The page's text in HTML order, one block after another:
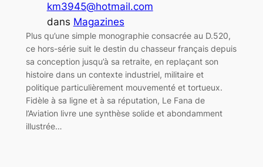
km3945@hotmail.com
dans Magazines
Plus qu’une simple monographie consacrée au D.520,
ce hors-série suit le destin du chasseur français depuis
sa conception jusqu’à sa retraite, en replaçant son
histoire dans un contexte industriel, militaire et
politique particulièrement mouvementé et tortueux.
Fidèle à sa ligne et à sa réputation, Le Fana de
l’Aviation livre une synthèse solide et abondamment
illustrée…